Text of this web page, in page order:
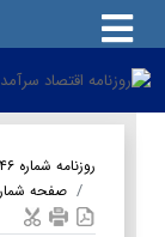
روزنامه شماره ۱۳۴۶ - تاریخ : ۱۴۰۱/۲/۱۷
صفحه شماره